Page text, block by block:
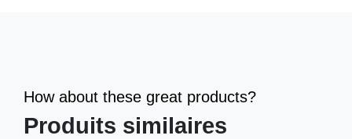
How about these great products?
Produits similaires